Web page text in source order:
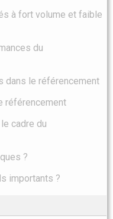
à fort volume et faible
du
dans le référencement
référencement
cadre du
?
importants ?